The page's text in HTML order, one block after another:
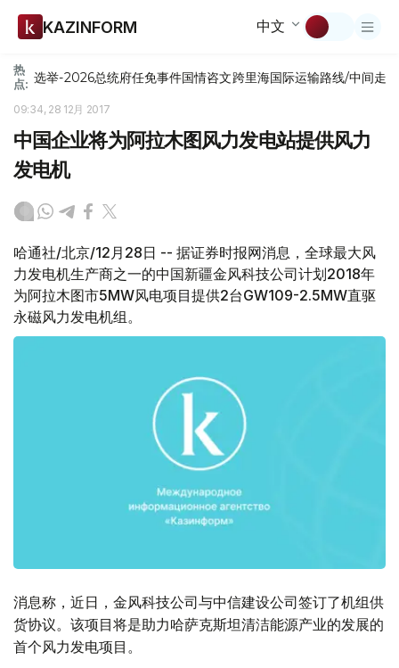
KAZINFORM 中文
热
点: 选举-2026总统府任免事件国情咨文跨里海国际运输路线/中间走廊
09:34, 28 12月 2017
中国企业将为阿拉木图风力发电站提供风力
发电机
哈通社/北京/12月28日 -- 据证券时报网消息，全球最大风
力发电机生产商之一的中国新疆金风科技公司计划2018年
为阿拉木图市5MW风电项目提供2台GW109-2.5MW直驱
永磁风力发电机组。
消息称，近日，金风科技公司与中信建设公司签订了机组供
货协议。该项目将是助力哈萨克斯坦清洁能源产业的发展的
首个风力发电项目。